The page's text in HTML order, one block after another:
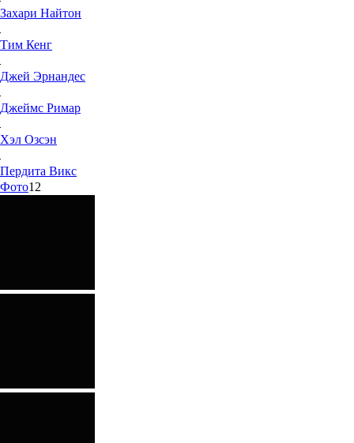
Захари Найтон
Тим Кенг
Джей Эрнандес
Джеймс Римар
Хэл Озсэн
Пердита Викс
Фото12